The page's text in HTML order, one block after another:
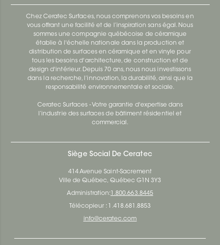
Chez Ceratec Surfaces, nous comprenons vos besoins en
vous offrant une facilité et de l’inspiration sans égal. Nous
sommes une compagnie québécoise de céramique
établie à l'échelle nationale dans la production et
distribution de surfaces en céramique et en vinyle pour
tous les besoins d'architecture, de construction et de
design d'intérieur. Depuis 70 ans, nous nous investissons
dans la recherche, l’innovation, la durabilité, ainsi que la
responsabilité environnementale et sociale.
Ceratec Surfaces - Votre garantie d'expertise dans
l’industrie des surfaces de bâtiment résidentiel et
commercial.
Siège Social De Ceratec
414 Avenue Saint-Sacrement
Ville de Québec, Québec G1N 3Y3
Administration: 1.800.663.8445
Télécopieur : 1.418.681.8853
info@ceratec.com